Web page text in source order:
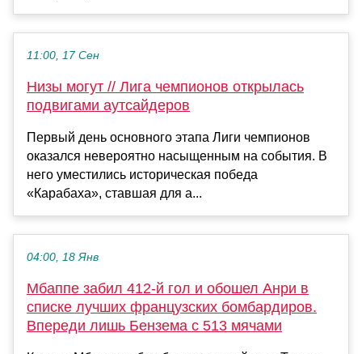
11:00, 17 Сен
Низы могут // Лига чемпионов открылась
подвигами аутсайдеров
Первый день основного этапа Лиги чемпионов
оказался невероятно насыщенным на события. В
него уместились историческая победа
«Карабаха», ставшая для а...
04:00, 18 Янв
Мбаппе забил 412-й гол и обошел Анри в
списке лучших французских бомбардиров.
Впереди лишь Бензема с 513 мячами